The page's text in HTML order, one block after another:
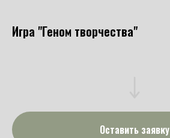
Игра "Геном творчества"
Оставить заявку